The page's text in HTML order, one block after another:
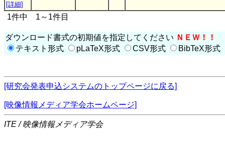
[詳細]
1件中 1～1件目
ダウンロード書式の初期値を指定してください ＮＥＷ！！
テキスト形式
pLaTeX形式 CSV形式 BibTeX形式
[研究会発表申込システムのトップページに戻る]
[映像情報メディア学会ホームページ]
ITE / 映像情報メディア学会